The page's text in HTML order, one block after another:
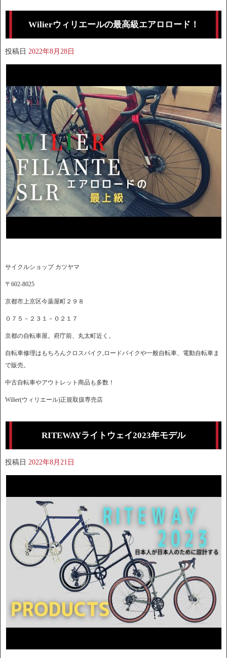
Wilierウィリエールの最高級エアロロード！
投稿日 2022年8月28日
サイクルショップ カツヤマ
〒602-8025
京都市上京区今薬屋町２９８
０７５－２３１－０２１７
京都の自転車屋。府庁前、丸太町近く。
自転車修理はもちろんクロスバイク,ロードバイクや一般自転車、電動自転車ま
で販売。
中古自転車やアウトレット商品も多数！
Wilier(ウィリエール)正規取扱専売店
RITEWAYライトウェイ2023年モデル
投稿日 2022年8月21日